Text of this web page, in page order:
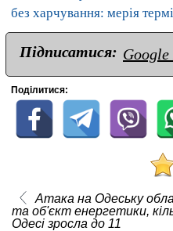
без харчування: мерія
Підписатися: Google
Поділитися:
Атака на Одеську
та об'єкт енергетики,
Одесі зросла до 11